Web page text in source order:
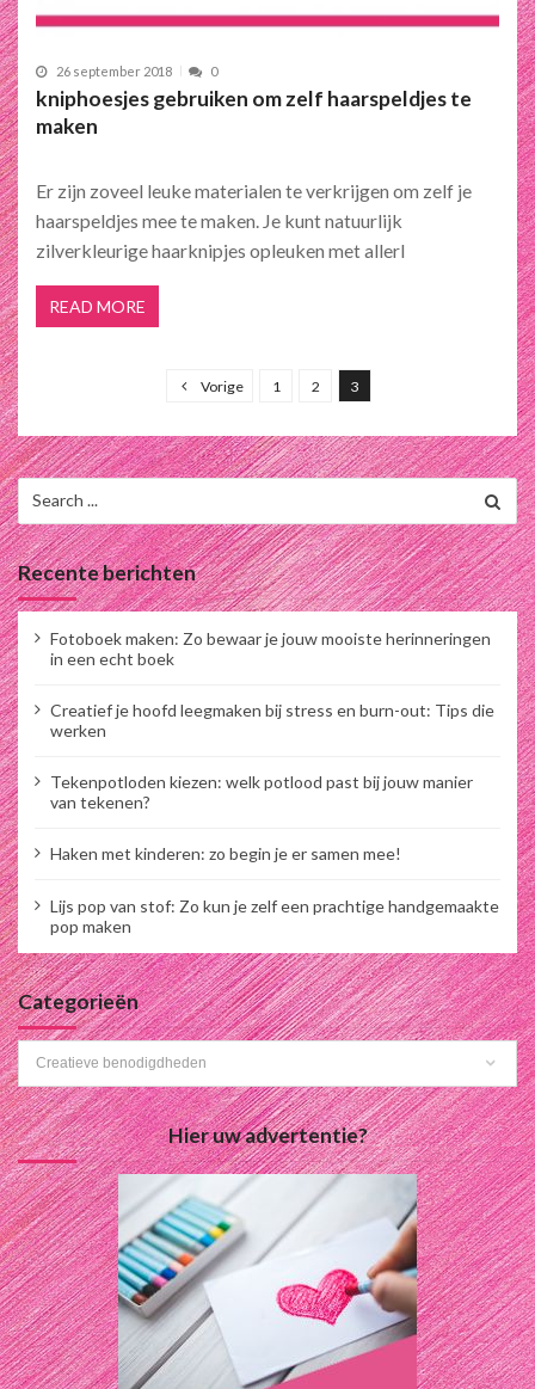
26 september 2018 0
kniphoesjes gebruiken om zelf haarspeldjes te
maken
Er zijn zoveel leuke materialen te verkrijgen om zelf je
haarspeldjes mee te maken. Je kunt natuurlijk
zilverkleurige haarknipjes opleuken met allerl
READ MORE
i
c
h
t
e
n
g
n
r
i
g
Vorige 1 2 3
Search
for:
Recente berichten
Fotoboek maken: Zo bewaar je jouw mooiste herinneringen
in een echt boek
Creatief je hoofd leegmaken bij stress en burn-out: Tips die
werken
Tekenpotloden kiezen: welk potlood past bij jouw manier
van tekenen?
Haken met kinderen: zo begin je er samen mee!
Lijs pop van stof: Zo kun je zelf een prachtige handgemaakte
pop maken
Categorieën
Categorieën
Hier uw advertentie?